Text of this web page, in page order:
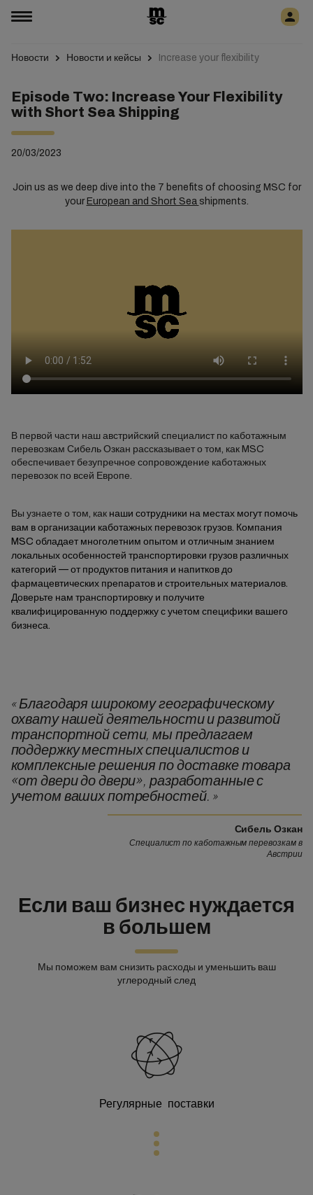
Новости Новости и кейсы Increase your flexibility
Episode Two: Increase Your Flexibility
with Short Sea Shipping
20/03/2023
Join us as we deep dive into the 7 benefits of choosing MSC for
your European and Short Sea shipments.
В первой части наш австрийский специалист по каботажным
перевозкам Сибель Озкан рассказывает о том, как MSC
обеспечивает безупречное сопровождение каботажных
перевозок по всей Европе.
Вы узнаете о том, как наши сотрудники на местах могут помочь
вам в организации каботажных перевозок грузов. Компания
MSC обладает многолетним опытом и отличным знанием
локальных особенностей транспортировки грузов различных
категорий — от продуктов питания и напитков до
фармацевтических препаратов и строительных материалов.
Доверьте нам транспортировку и получите
квалифицированную поддержку с учетом специфики вашего
бизнеса.
« Благодаря широкому географическому
охвату нашей деятельности и развитой
транспортной сети, мы предлагаем
поддержку местных специалистов и
комплексные решения по доставке товара
«от двери до двери», разработанные с
учетом ваших потребностей. »
Сибель Озкан
Специалист по каботажным перевозкам в
Австрии
Если ваш бизнес нуждается
в большем
Мы поможем вам снизить расходы и уменьшить ваш
углеродный след
Регулярные поставки